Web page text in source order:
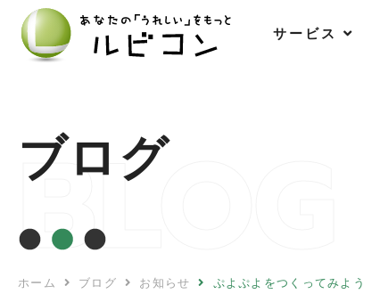
サ ー ビ ス
ブログ
BLOG
ホーム ブログ お知らせ ぷよぷよをつくってみよう